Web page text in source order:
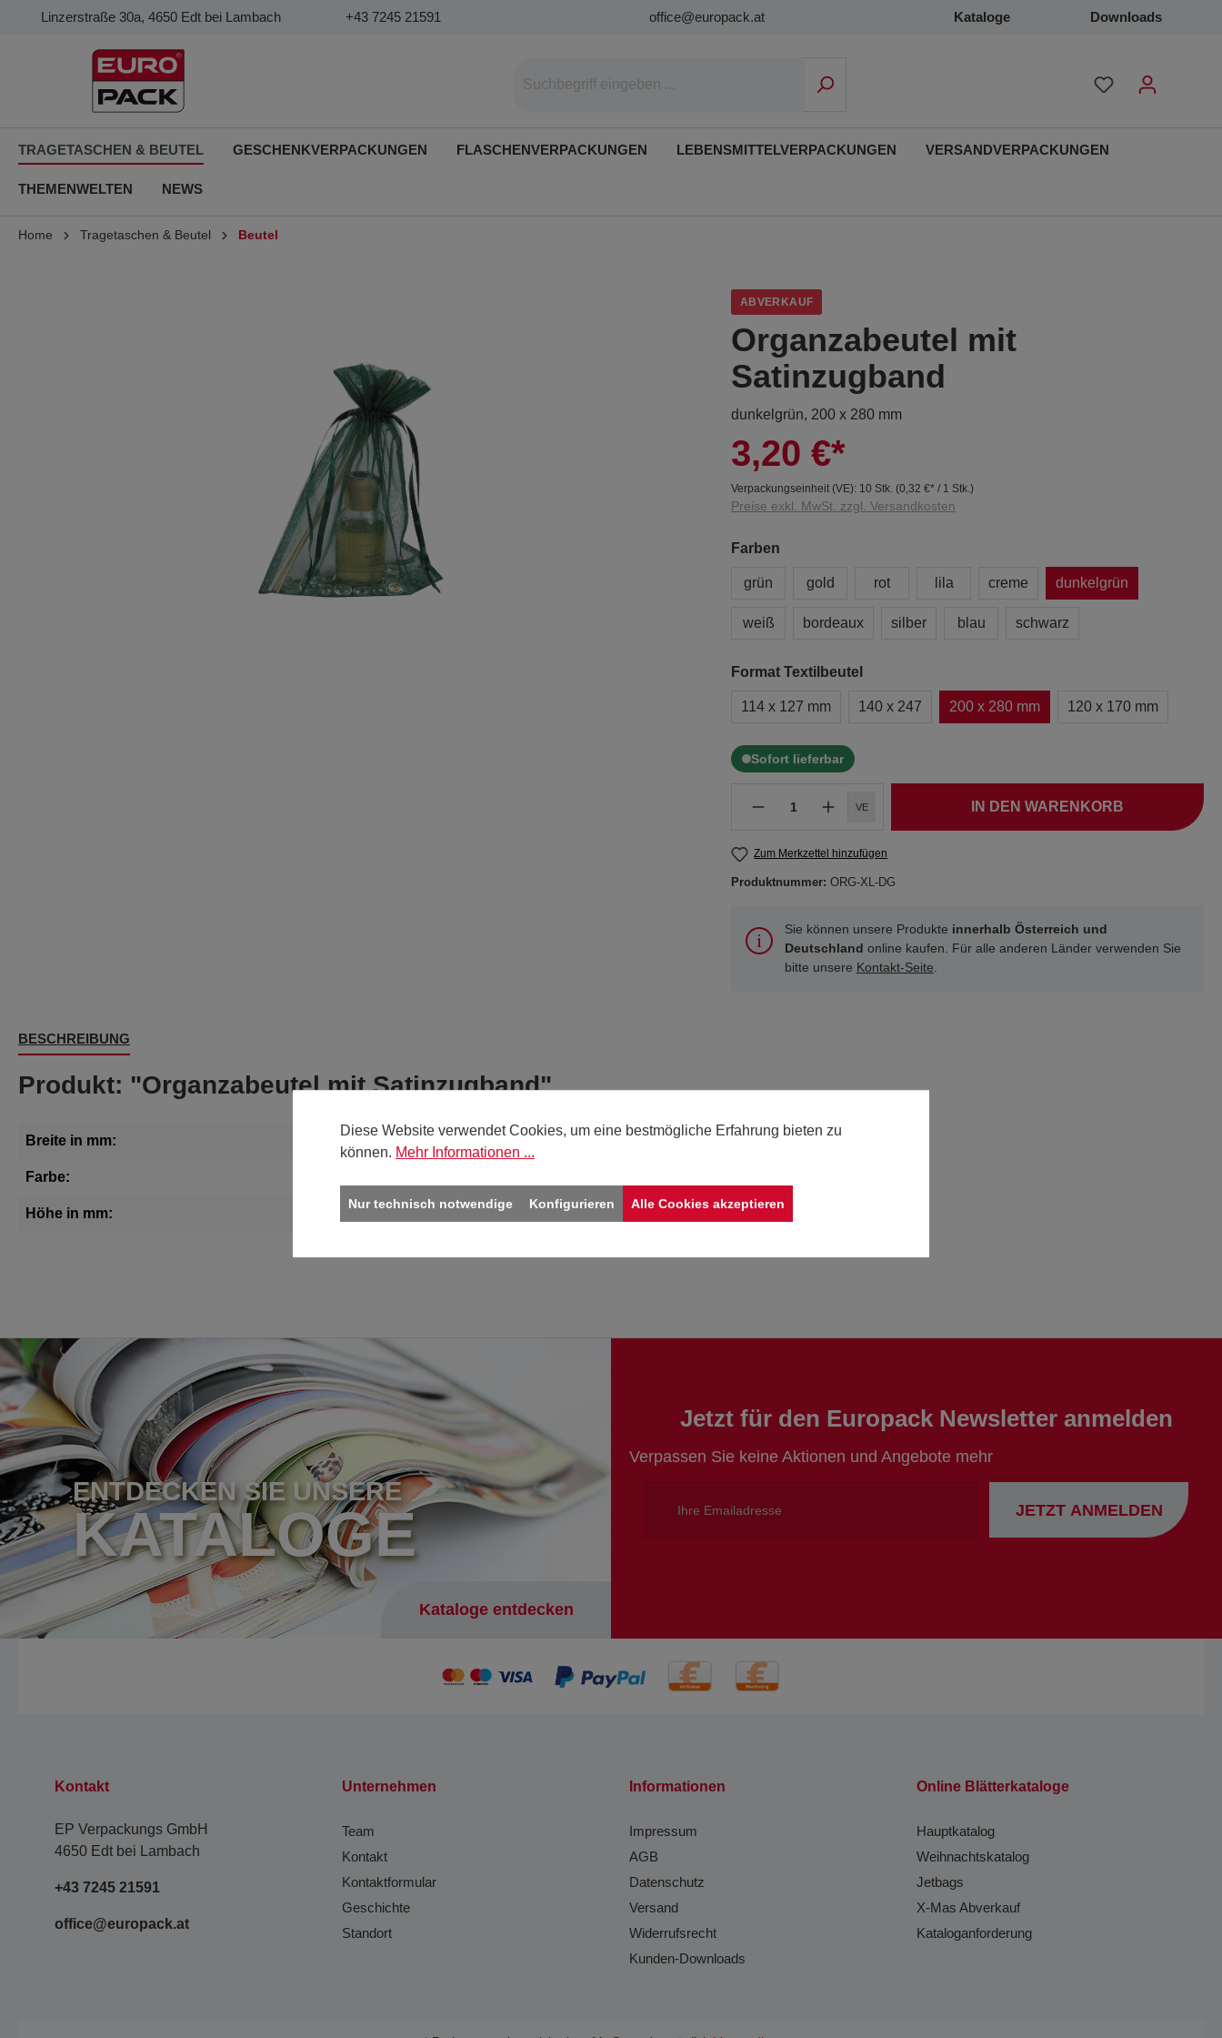
Linzerstraße 30a, 4650 Edt bei Lambach +43 7245 21591 office@europack.at Kataloge Downloads
TRAGETASCHEN & BEUTEL GESCHENKVERPACKUNGEN FLASCHENVERPACKUNGEN LEBENSMITTELVERPACKUNGEN VERSANDVERPACKUNGEN
THEMENWELTEN NEWS
Home Tragetaschen & Beutel Beutel
ABVERKAUF
Organzabeutel mit
Satinzugband
dunkelgrün, 200 x 280 mm
3,20 €*
Verpackungseinheit (VE): 10 Stk. (0,32 €* / 1 Stk.)
Preise exkl. MwSt. zzgl. Versandkosten
Farben
grün gold rot lila creme dunkelgrün
weiß bordeaux silber blau schwarz
Format Textilbeutel
114 x 127 mm 140 x 247 200 x 280 mm 120 x 170 mm
Sofort lieferbar
VE IN DEN WARENKORB
Zum Merkzettel hinzufügen
Produktnummer: ORG-XL-DG
Sie können unsere Produkte innerhalb Österreich und
Deutschland online kaufen. Für alle anderen Länder verwenden Sie
bitte unsere Kontakt-Seite.
BESCHREIBUNG
Produkt: "Organzabeutel mit Satinzugband"
Breite in mm: 200
Farbe:
Höhe in mm: 280
ENTDECKEN SIE UNSERE
KATALOGE
Kataloge entdecken
Jetzt für den Europack Newsletter anmelden
Verpassen Sie keine Aktionen und Angebote mehr
JETZT ANMELDEN
Kontakt
EP Verpackungs GmbH
4650 Edt bei Lambach
+43 7245 21591
office@europack.at
Unternehmen
Team
Kontakt
Kontaktformular
Geschichte
Standort
Informationen
Impressum
AGB
Datenschutz
Versand
Widerrufsrecht
Kunden-Downloads
Online Blätterkataloge
Hauptkatalog
Weihnachtskatalog
Jetbags
X-Mas Abverkauf
Kataloganforderung
Diese Website verwendet Cookies, um eine bestmögliche Erfahrung bieten zu
können. Mehr Informationen ...
Nur technisch notwendige Konfigurieren Alle Cookies akzeptieren